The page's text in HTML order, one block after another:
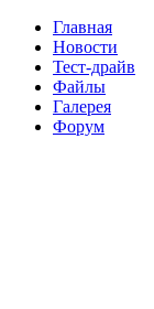
Главная
Новости
Тест-драйв
Файлы
Галерея
Форум